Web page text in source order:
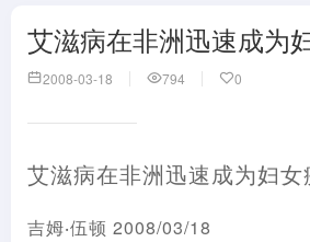
艾滋病在非洲迅速成为
2008-03-18 794 0
艾滋病在非洲迅速成为妇女
吉姆‧伍顿 2008/03/18